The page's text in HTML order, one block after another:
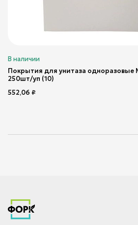
В наличии
Покрытия для унитаза одноразовые
250шт/уп (10)
552,06 ₽